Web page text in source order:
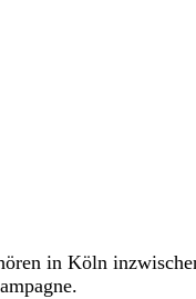
in Köln